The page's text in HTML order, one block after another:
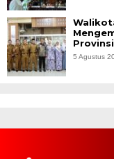
Provinsi
5 Agustus